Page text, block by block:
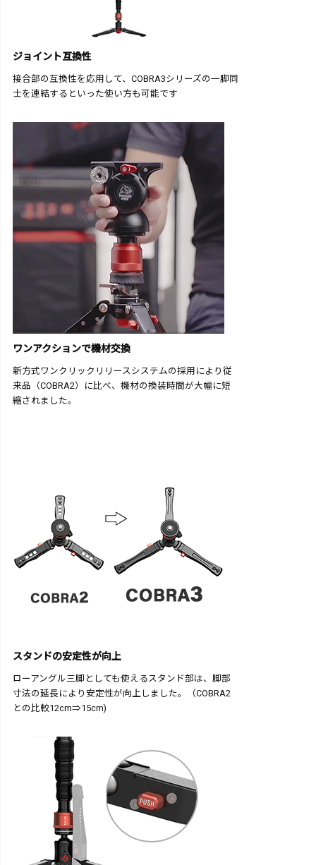
ジョイント互換性
接合部の互換性を応用して、COBRA3シリーズの一脚同
士を連結するといった使い方も可能です
ワンアクションで機材交換
新方式ワンクリックリリースシステムの採用により従
来品（COBRA2）に比べ、機材の換装時間が大幅に短
縮されました。
スタンドの安定性が向上
ローアングル三脚としても使えるスタンド部は、脚部
寸法の延長により安定性が向上しました。（COBRA2
との比較12cm⇒15cm)